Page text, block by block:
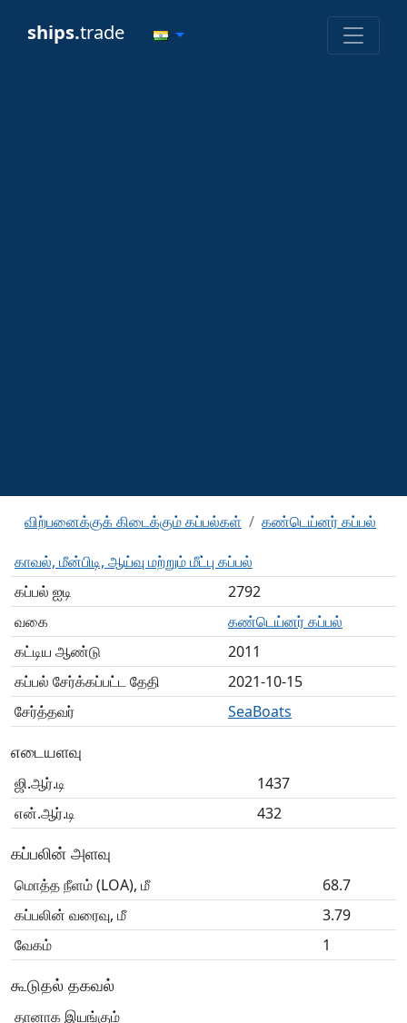
ships.trade
விற்பனைக்குக் கிடைக்கும் கப்பல்கள்
கண்டெய்னர் கப்பல்
காவல், மீன்பிடி, ஆய்வு மற்றும் மீட்பு கப்பல்
கப்பல் ஐடி
2792
வகை
கண்டெய்னர் கப்பல்
கட்டிய ஆண்டு
2011
கப்பல் சேர்க்கப்பட்ட தேதி
2021-10-15
சேர்த்தவர்
SeaBoats
எடையளவு
ஜி.ஆர்.டி
1437
என்.ஆர்.டி
432
கப்பலின் அளவு
மொத்த நீளம் (LOA), மீ
68.7
கப்பலின் வரைவு, மீ
3.79
வேகம்
1
கூடுதல் தகவல்
தானாக இயங்கும்